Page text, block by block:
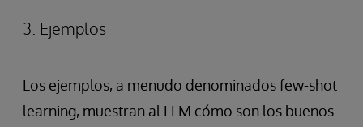
3. Ejemplos
Los ejemplos, a menudo denominados few-shot
learning, muestran al LLM cómo son los buenos